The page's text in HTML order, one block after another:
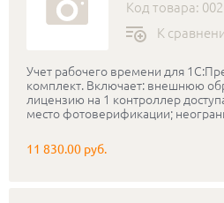
Код товара:
К
Учет рабочего времени для
комплект. Включает: внешнюю
лицензию на 1 контроллер
место фотоверификации;
11 830.00 руб.